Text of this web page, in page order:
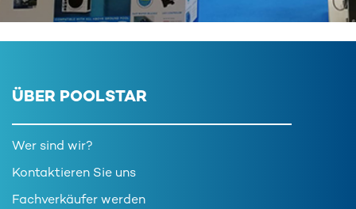
ÜBER POOLSTAR
Wer sind wir?
Kontaktieren Sie uns
Fachverkäufer werden